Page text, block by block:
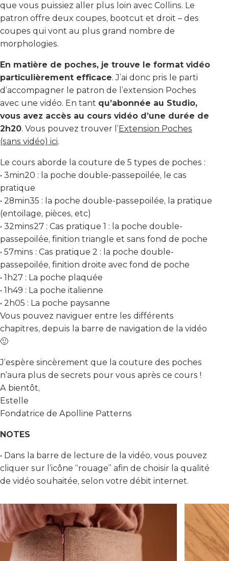
que vous puissiez aller plus loin avec Collins. Le
patron offre deux coupes, bootcut et droit – des
coupes qui vont au plus grand nombre de
morphologies.
En matière de poches, je trouve le format vidéo
particulièrement efficace. J’ai donc pris le parti
d’accompagner le patron de l’extension Poches
avec une vidéo. En tant qu’abonnée au Studio,
vous avez accès au cours vidéo d’une durée de
2h20. Vous pouvez trouver l’Extension Poches
(sans vidéo) ici.
Le cours aborde la couture de 5 types de poches :
• 3min20 : la poche double-passepoilée, le cas
pratique
• 28min35 : la poche double-passepoilée, la pratique
(entoilage, pièces, etc)
• 32mins27 : Cas pratique 1 : la poche double-
passepoilée, finition triangle et sans fond de poche
• 57mins : Cas pratique 2 : la poche double-
passepoilée, finition droite avec fond de poche
• 1h27 : La poche plaquée
• 1h49 : La poche italienne
• 2h05 : La poche paysanne
Vous pouvez naviguer entre les différents
chapitres, depuis la barre de navigation de la vidéo
🙂
J’espère sincèrement que la couture des poches
n’aura plus de secrets pour vous après ce cours !
A bientôt,
Estelle
Fondatrice de Apolline Patterns
NOTES
• Dans la barre de lecture de la vidéo, vous pouvez
cliquer sur l’icône “rouage” afin de choisir la qualité
de vidéo souhaitée, selon votre débit internet.